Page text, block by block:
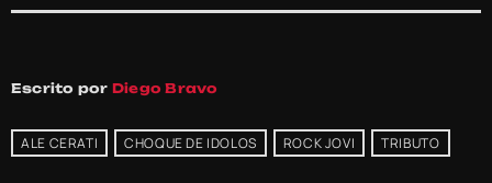
Escrito por Diego Bravo
ALE CERATI CHOQUE DE IDOLOS ROCK JOVI TRIBUTO